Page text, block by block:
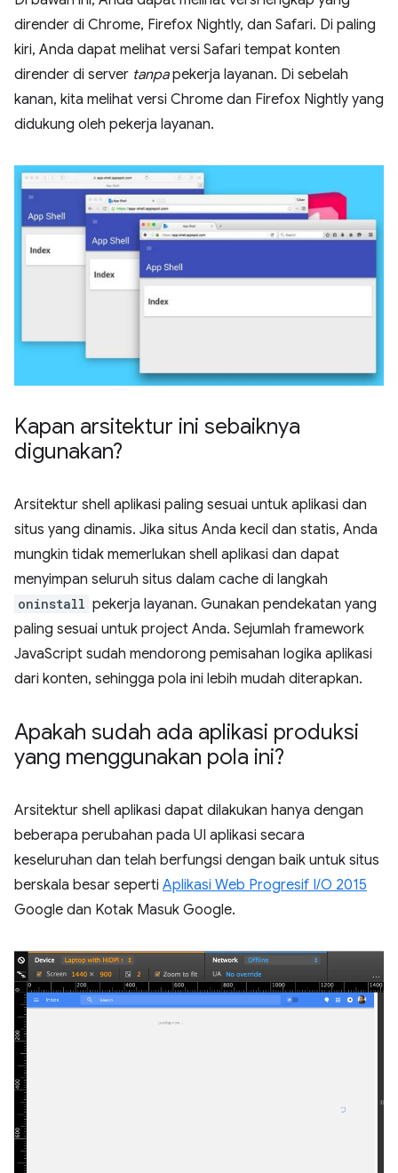
dirender di Chrome, Firefox Nightly, dan Safari. Di paling
kiri, Anda dapat melihat versi Safari tempat konten
dirender di server tanpapekerja layanan. Di sebelah
kanan, kita melihat versi Chrome dan Firefox Nightly yang
didukung oleh pekerja layanan.
Kapan arsitektur ini sebaiknya
digunakan?
Arsitektur shell aplikasi paling sesuai untuk aplikasi dan
situs yang dinamis. Jika situs Anda kecil dan statis, Anda
mungkin tidak memerlukan shell aplikasi dan dapat
menyimpan seluruh situs dalam cache di langkah
oninstall pekerja layanan. Gunakan pendekatan yang
paling sesuai untuk project Anda. Sejumlah framework
JavaScript sudah mendorong pemisahan logika aplikasi
dari konten, sehingga pola ini lebih mudah diterapkan.
Apakah sudah ada aplikasi produksi
yang menggunakan pola ini?
Arsitektur shell aplikasi dapat dilakukan hanya dengan
beberapa perubahan pada UI aplikasi secara
keseluruhan dan telah berfungsi dengan baik untuk situs
berskala besar seperti Aplikasi Web Progresif I/O 2015
Google dan Kotak Masuk Google.